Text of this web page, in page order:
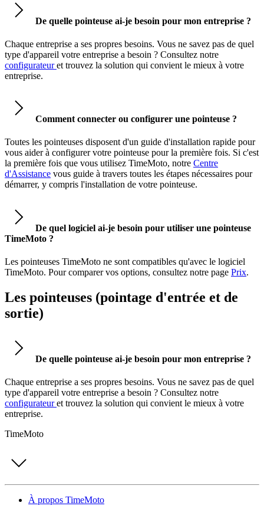
De quelle pointeuse ai-je besoin pour mon entreprise ?
Chaque entreprise a ses propres besoins. Vous ne savez pas de quel
type d'appareil votre entreprise a besoin ? Consultez notre
configurateuret trouvez la solution qui convient le mieux à votre
entreprise.
Comment connecter ou configurer une pointeuse ?
Toutes les pointeuses disposent d'un guide d'installation rapide pour
vous aider à configurer votre pointeuse pour la première fois. Si c'est
la première fois que vous utilisez TimeMoto, notre Centre
d'Assistance vous guide à travers toutes les étapes nécessaires pour
démarrer, y compris l'installation de votre pointeuse.
De quel logiciel ai-je besoin pour utiliser une pointeuse
TimeMoto ?
Les pointeuses TimeMoto ne sont compatibles qu'avec le logiciel
TimeMoto. Pour comparer vos options, consultez notre page Prix.
Les pointeuses (pointage d'entrée et de
sortie)
De quelle pointeuse ai-je besoin pour mon entreprise ?
Chaque entreprise a ses propres besoins. Vous ne savez pas de quel
type d'appareil votre entreprise a besoin ? Consultez notre
configurateuret trouvez la solution qui convient le mieux à votre
entreprise.
TimeMoto
À propos TimeMoto